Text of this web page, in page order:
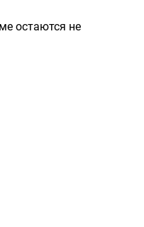
остаются не